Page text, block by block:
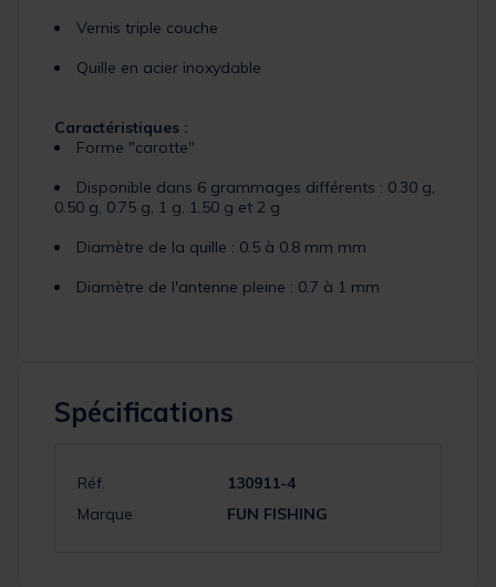
Vernis triple couche
Quille en acier inoxydable
Caractéristiques :
Forme "carotte"
Disponible dans 6 grammages différents : 0.30 g,
0.50 g, 0.75 g, 1 g, 1.50 g et 2 g
Diamètre de la quille : 0.5 à 0.8 mm mm
Diamètre de l'antenne pleine : 0.7 à 1 mm
Spécifications
Réf.
130911-4
Marque
FUN FISHING